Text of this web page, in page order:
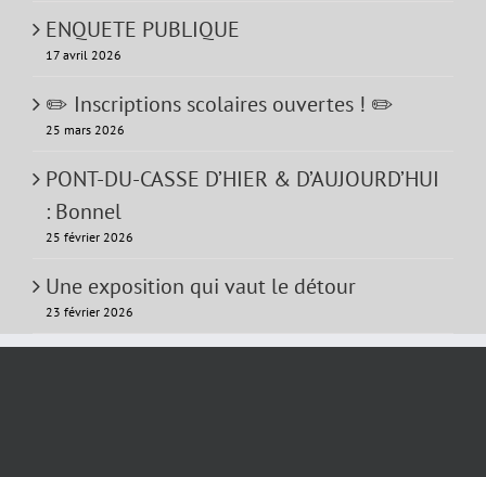
ENQUETE PUBLIQUE
17 avril 2026
✏️ Inscriptions scolaires ouvertes ! ✏️
25 mars 2026
PONT-DU-CASSE D’HIER & D’AUJOURD’HUI
: Bonnel
25 février 2026
Une exposition qui vaut le détour
23 février 2026